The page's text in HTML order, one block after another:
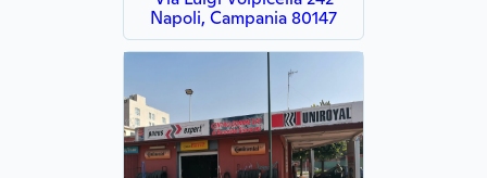
Napoli, Campania 80147